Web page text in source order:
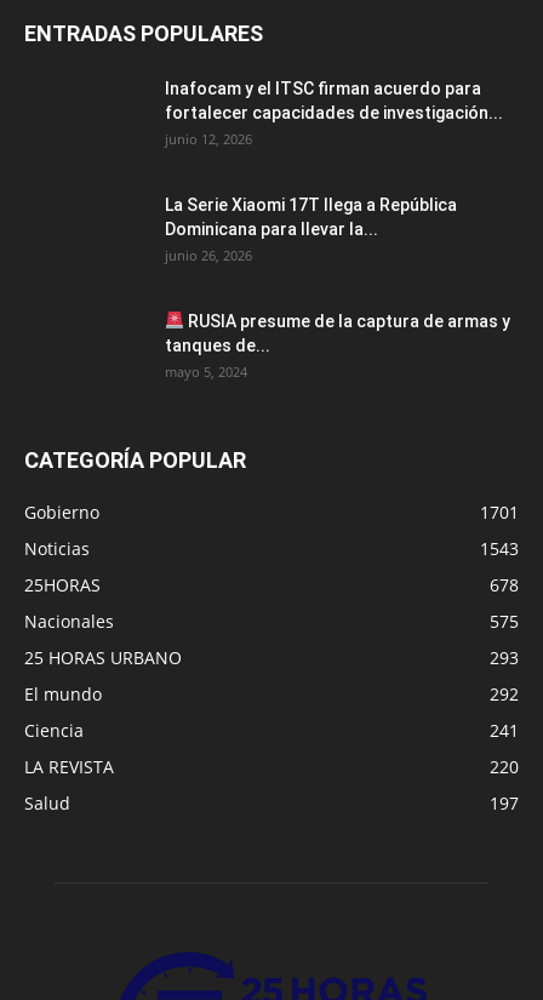
ENTRADAS POPULARES
Inafocam y el ITSC firman acuerdo para
fortalecer capacidades de investigación...
junio 12, 2026
La Serie Xiaomi 17T llega a República
Dominicana para llevar la...
junio 26, 2026
RUSIA presume de la captura de armas y
tanques de...
mayo 5, 2024
CATEGORÍA POPULAR
Gobierno
1701
Noticias
1543
25HORAS
678
Nacionales
575
25 HORAS URBANO
293
El mundo
292
Ciencia
241
LA REVISTA
220
Salud
197